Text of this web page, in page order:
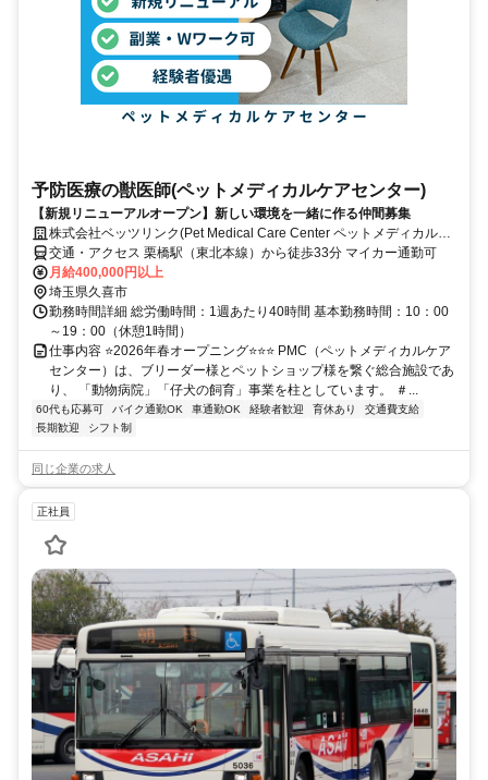
予防医療の獣医師(ペットメディカルケアセンター)
【新規リニューアルオープン】新しい環境を一緒に作る仲間募集
株式会社ベッツリンク(Pet Medical Care Center ペットメディカルケ
アセンター)
交通・アクセス 栗橋駅（東北本線）から徒歩33分 マイカー通勤可
月給400,000円以上
埼玉県久喜市
勤務時間詳細 総労働時間：1週あたり40時間 基本勤務時間：10：00
～19：00（休憩1時間）
仕事内容 ⭐️2026年春オープニング⭐️⭐️⭐️ PMC（ペットメディカルケア
センター）は、ブリーダー様とペットショップ様を繋ぐ総合施設であ
り、 「動物病院」「仔犬の飼育」事業を柱としています。 ＃...
60代も応募可 バイク通勤OK 車通勤OK 経験者歓迎 育休あり
交通費支給
長期歓迎
シフト制
同じ企業の求人
正社員